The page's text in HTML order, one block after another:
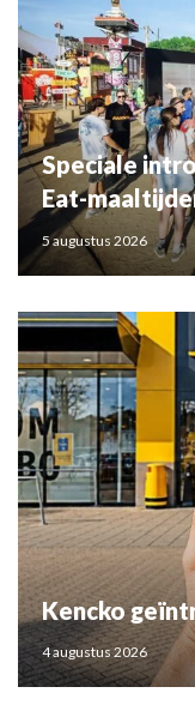
Speciale
Eat-
5 augustus 2026
Kencko
4 augustus 2026